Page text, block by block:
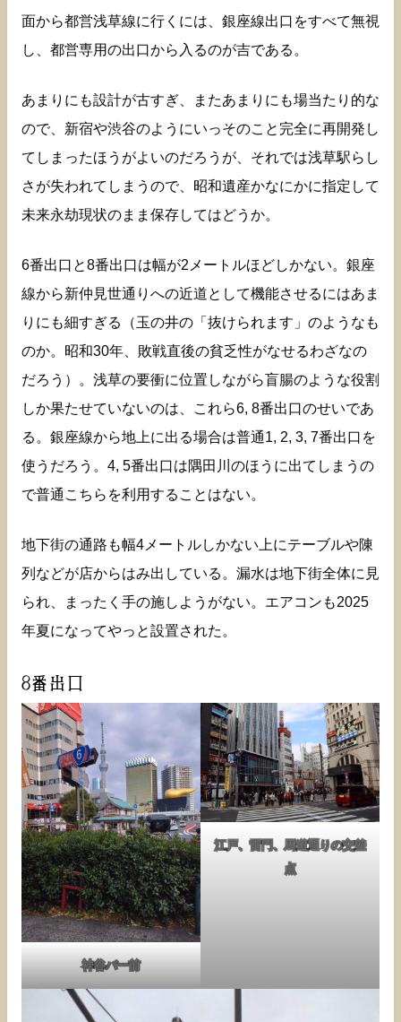
面から都営浅草線に行くには、銀座線出口をすべて無視
し、都営専用の出口から入るのが吉である。
あまりにも設計が古すぎ、またあまりにも場当たり的な
ので、新宿や渋谷のようにいっそのこと完全に再開発し
てしまったほうがよいのだろうが、それでは浅草駅らし
さが失われてしまうので、昭和遺産かなにかに指定して
未来永劫現状のまま保存してはどうか。
6番出口と8番出口は幅が2メートルほどしかない。銀座
線から新仲見世通りへの近道として機能させるにはあま
りにも細すぎる（玉の井の「抜けられます」のようなも
のか。昭和30年、敗戦直後の貧乏性がなせるわざなの
だろう）。浅草の要衝に位置しながら盲腸のような役割
しか果たせていないのは、これら6, 8番出口のせいであ
る。銀座線から地上に出る場合は普通1, 2, 3, 7番出口を
使うだろう。4, 5番出口は隅田川のほうに出てしまうの
で普通こちらを利用することはない。
地下街の通路も幅4メートルしかない上にテーブルや陳
列などが店からはみ出している。漏水は地下街全体に見
られ、まったく手の施しようがない。エアコンも2025
年夏になってやっと設置された。
8番出口
神谷バー前
江戸、雷門、馬道通りの交差
点